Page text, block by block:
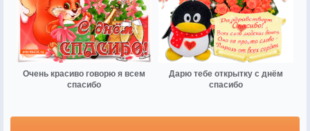
Очень красиво говорю я всем
спасибо
Дарю тебе открытку с днём
спасибо